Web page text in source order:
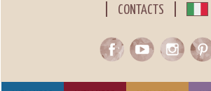
CONTACTS